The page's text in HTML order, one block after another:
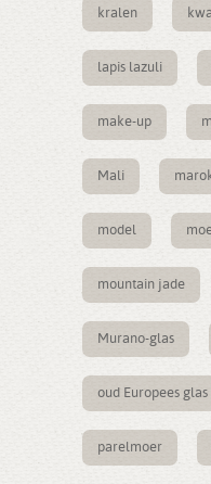
kralen
lapis lazuli
make-up
Mali
model
mountain jade
Murano-glas
oud Europees glas
parelmoer